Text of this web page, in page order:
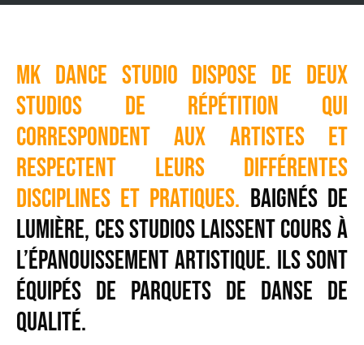
MK DANCE STUDIO dispose de deux
studios de répétition qui
correspondent aux artistes et
respectent leurs différentes
disciplines et pratiques. Baignés de
lumière, ces studios laissent cours à
l’épanouissement artistique. Ils sont
équipés de parquets de danse de
qualité.